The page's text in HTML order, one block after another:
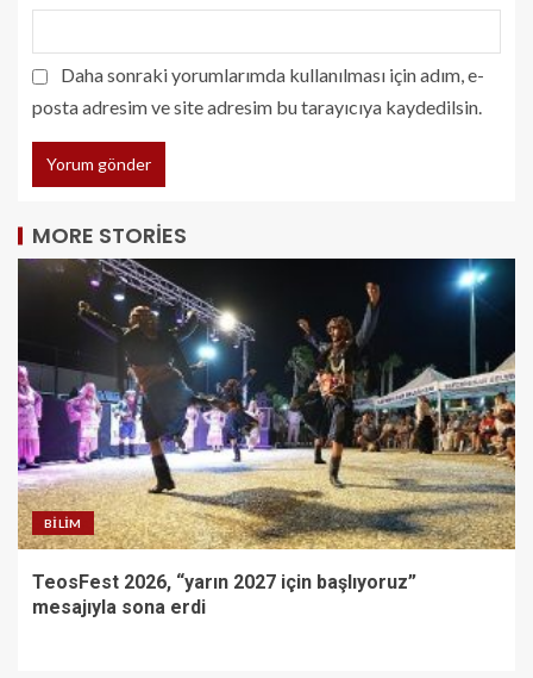
Daha sonraki yorumlarımda kullanılması için adım, e-
posta adresim ve site adresim bu tarayıcıya kaydedilsin.
MORE STORIES
BILIM
TeosFest 2026, “yarın 2027 için başlıyoruz”
mesajıyla sona erdi